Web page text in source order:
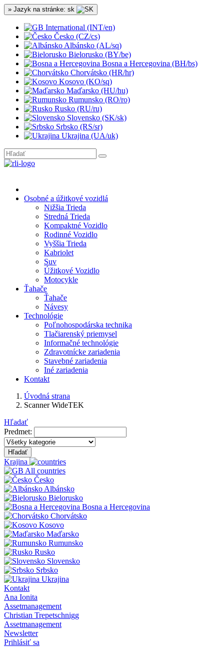
» Jazyk na stránke: sk
International (INT/en)
Česko (CZ/cs)
Albánsko (AL/sq)
Bielorusko (BY/be)
Bosna a Hercegovina (BH/bs)
Chorvátsko (HR/hr)
Kosovo (KO/sq)
Maďarsko (HU/hu)
Rumunsko (RO/ro)
Rusko (RU/ru)
Slovensko (SK/sk)
Srbsko (RS/sr)
Ukrajina (UA/uk)
Osobné a úžitkové vozidlá
Nižšia Trieda
Stredná Trieda
Kompaktné Vozidlo
Rodinné Vozidlo
Vyššia Trieda
Kabriolet
Suv
Úžitkové Vozidlo
Motocykle
Ťahače
Ťahače
Návesy
Technológie
Poľnohospodárska technika
Tlačiarenský priemysel
Informačné technológie
Zdravotnícke zariadenia
Stavebné zariadenia
Iné zariadenia
Kontakt
Úvodná strana
Scanner WideTEK
Hľadať
Predmet:
Hľadať
Krajina
All countries
Česko
Albánsko
Bielorusko
Bosna a Hercegovina
Chorvátsko
Kosovo
Maďarsko
Rumunsko
Rusko
Slovensko
Srbsko
Ukrajina
Kontakt
Ana Ionita
Assetmanagement
Christian Trepetschnigg
Assetmanagement
Newsletter
Prihlásiť sa